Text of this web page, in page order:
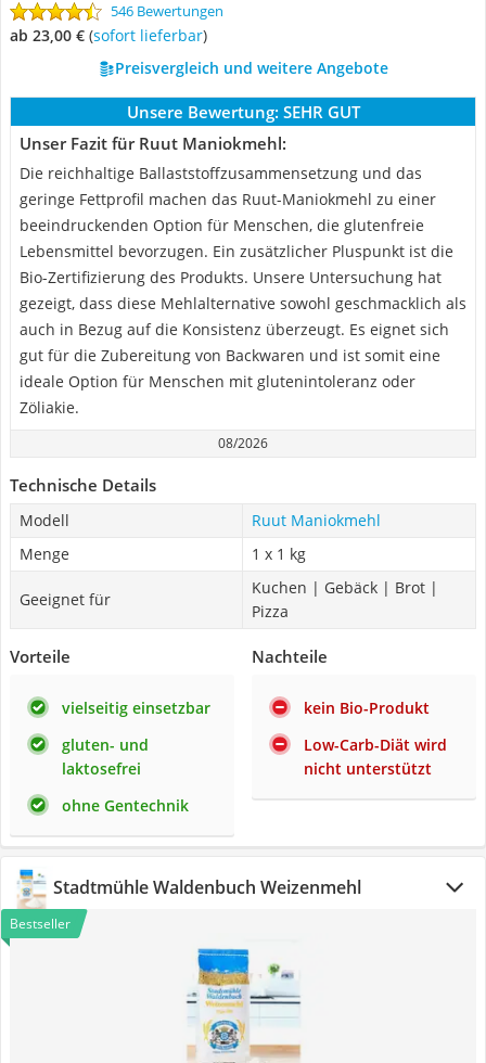
546 Bewertungen
ab 23,00 € ( Sofort lieferbar)
Preisvergleich und weitere Angebote
Unsere Bewertung: SEHR GUT
Unser Fazit für Ruut Maniokmehl:
Die reichhaltige Ballaststoffzusammensetzung und das
geringe Fettprofil machen das Ruut-Maniokmehl zu einer
beeindruckenden Option für Menschen, die glutenfreie
Lebensmittel bevorzugen. Ein zusätzlicher Pluspunkt ist die
Bio-Zertifizierung des Produkts. Unsere Untersuchung hat
gezeigt, dass diese Mehlalternative sowohl geschmacklich als
auch in Bezug auf die Konsistenz überzeugt. Es eignet sich
gut für die Zubereitung von Backwaren und ist somit eine
ideale Option für Menschen mit glutenintoleranz oder
Zöliakie.
08/2026
Technische Details
Modell
Ruut Maniokmehl
Menge
1 x 1 kg
Geeignet für
Kuchen | Gebäck | Brot |
Pizza
Vorteile
vielseitig einsetzbar
gluten- und
laktosefrei
ohne Gentechnik
Nachteile
kein Bio-Produkt
Low-Carb-Diät wird
nicht unterstützt
Stadtmühle Waldenbuch Weizenmehl
Bestseller